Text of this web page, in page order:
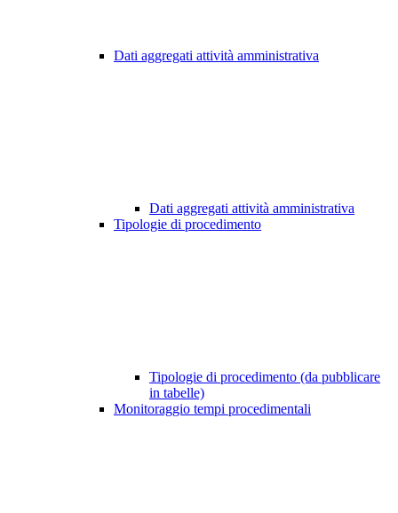
Dati aggregati attività amministrativa
Dati aggregati attività amministrativa
Tipologie di procedimento
Tipologie di procedimento (da pubblicare
in tabelle)
Monitoraggio tempi procedimentali